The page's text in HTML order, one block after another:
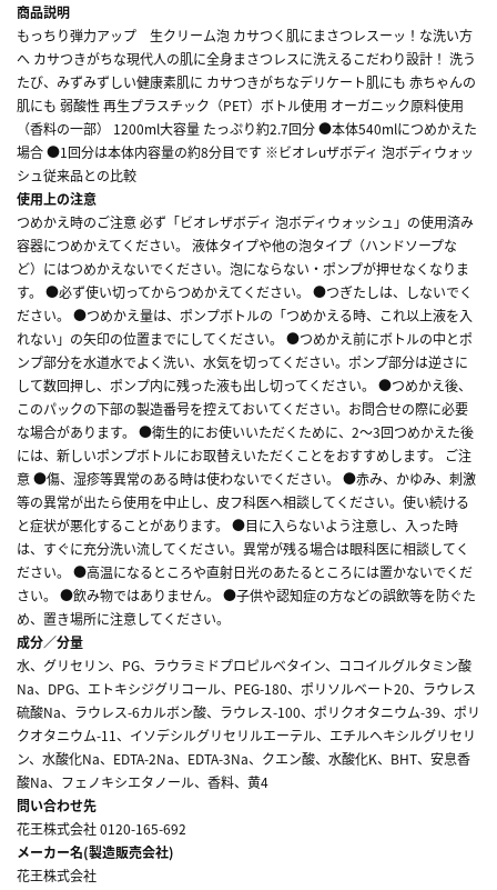
商品説明
もっちり弾力アップ 生クリーム泡 カサつく肌にまさつレスーッ！な洗い方
へ カサつきがちな現代人の肌に全身まさつレスに洗えるこだわり設計！ 洗う
たび、みずみずしい健康素肌に カサつきがちなデリケート肌にも 赤ちゃんの
肌にも 弱酸性 再生プラスチック（PET）ボトル使用 オーガニック原料使用
（香料の一部） 1200ml大容量 たっぷり約2.7回分 ●本体540mlにつめかえた
場合 ●1回分は本体内容量の約8分目です ※ビオレuザボディ 泡ボディウォッ
シュ従来品との比較
使用上の注意
つめかえ時のご注意 必ず「ビオレザボディ 泡ボディウォッシュ」の使用済み
容器につめかえてください。 液体タイプや他の泡タイプ（ハンドソープな
ど）にはつめかえないでください。泡にならない・ポンプが押せなくなりま
す。 ●必ず使い切ってからつめかえてください。 ●つぎたしは、しないでく
ださい。 ●つめかえ量は、ポンプボトルの「つめかえる時、これ以上液を入
れない」の矢印の位置までにしてください。 ●つめかえ前にボトルの中とポ
ンプ部分を水道水でよく洗い、水気を切ってください。ポンプ部分は逆さに
して数回押し、ポンプ内に残った液も出し切ってください。 ●つめかえ後、
このパックの下部の製造番号を控えておいてください。お問合せの際に必要
な場合があります。 ●衛生的にお使いいただくために、2～3回つめかえた後
には、新しいポンプボトルにお取替えいただくことをおすすめします。 ご注
意 ●傷、湿疹等異常のある時は使わないでください。 ●赤み、かゆみ、刺激
等の異常が出たら使用を中止し、皮フ科医へ相談してください。使い続ける
と症状が悪化することがあります。 ●目に入らないよう注意し、入った時
は、すぐに充分洗い流してください。異常が残る場合は眼科医に相談してく
ださい。 ●高温になるところや直射日光のあたるところには置かないでくだ
さい。 ●飲み物ではありません。 ●子供や認知症の方などの誤飲等を防ぐた
め、置き場所に注意してください。
成分／分量
水、グリセリン、PG、ラウラミドプロピルベタイン、ココイルグルタミン酸
Na、DPG、エトキシジグリコール、PEG-180、ポリソルベート20、ラウレス
硫酸Na、ラウレス-6カルボン酸、ラウレス-100、ポリクオタニウム-39、ポリ
クオタニウム-11、イソデシルグリセリルエーテル、エチルヘキシルグリセリ
ン、水酸化Na、EDTA-2Na、EDTA-3Na、クエン酸、水酸化K、BHT、安息香
酸Na、フェノキシエタノール、香料、黄4
問い合わせ先
花王株式会社 0120-165-692
メーカー名(製造販売会社)
花王株式会社